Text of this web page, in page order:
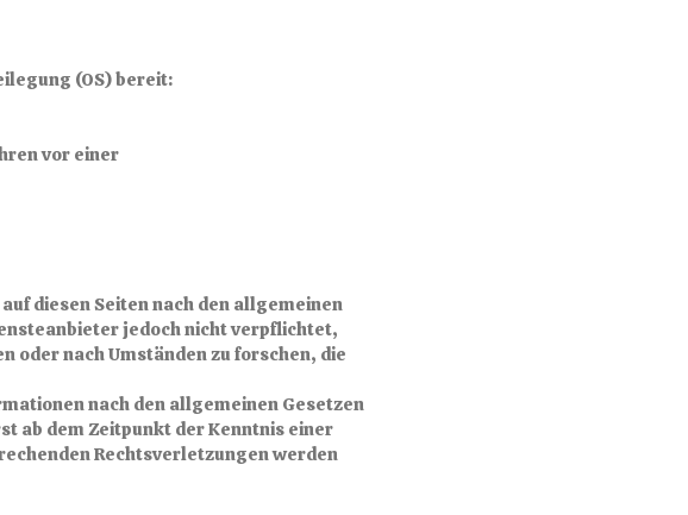
(OS) bereit:
vor einer
diesen Seiten nach den allgemeinen
jedoch nicht verpflichtet,
nach Umständen zu forschen, die
nach den allgemeinen Gesetzen
ab dem Zeitpunkt der Kenntnis einer
Rechtsverletzungen werden